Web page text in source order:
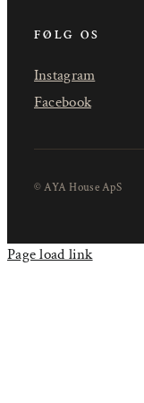
FØLG OS
Instagram
Facebook
© AYA House ApS
Page load link